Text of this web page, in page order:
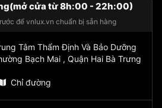
cửa từ 8h:00 - 22h:00)
để vnlux.vn chuẩn bị sẵn hàng
Tâm Thẩm Định Và Bảo Dưỡng
Bạch Mai , Quận Hai Bà Trưng
Chỉ đường